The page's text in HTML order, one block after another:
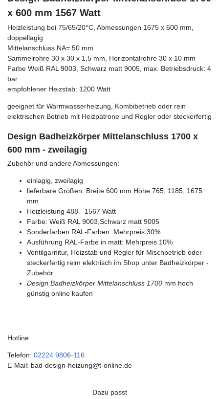
x 600 mm 1567 Watt
Heizleistung bei 75/65/20°C, Abmessungen 1675 x 600 mm,
doppellagig
Mittelanschluss NA= 50 mm
Sammelrohre 30 x 30 x 1,5 mm, Horizontalrohre 30 x 10 mm
Farbe Weiß RAL 9003, Schwarz matt 9005, max. Betriebsdruck: 4
bar
empfohlener Heizstab: 1200 Watt
geeignet für Warmwasserheizung, Kombibetrieb oder rein
elektrischen Betrieb mit Heizpatrone und Regler oder steckerfertig
Design Badheizkörper Mittelanschluss 1700 x
600 mm - zweilagig
Zubehör und andere Abmessungen:
einlagig, zweilagig
lieferbare Größen: Breite 600 mm Höhe 765, 1185, 1675
mm
Heizleistung 488 - 1567 Watt
Farbe: Weiß RAL 9003,Schwarz matt 9005
Sonderfarben RAL-Farben: Mehrpreis 30%
Ausführung RAL-Farbe in matt: Mehrpreis 10%
Ventilgarnitur, Heizstab und Regler für Mischbetrieb oder
steckerfertig reim elektrisch im Shop unter Badheizkörper -
Zubehör
Design Badheizkörper Mittelanschluss 1700 mm hoch
günstig online kaufen
Hotline
Telefon: 02224 9806-116
E-Mail: bad-design-heizung@t-online.de
Dazu passt